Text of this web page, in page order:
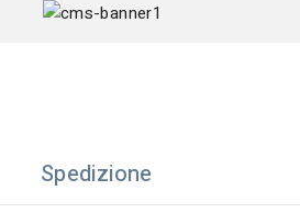
Spedizione